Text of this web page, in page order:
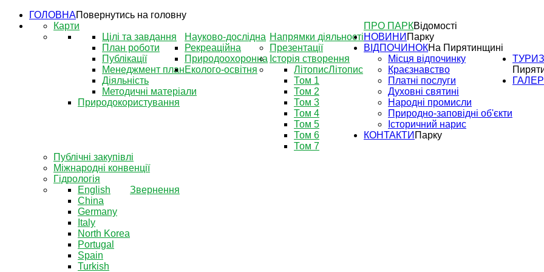
ГОЛОВНАПовернутись на головну
ПРО ПАРКВідомості
Карти
Напрямки діяльності
Науково-дослідна
Цілі та завдання
План роботи
Публікації
Менеджмент план
Рекреаційна
Природоохоронна
Еколого-освітня
Діяльність
Методичні матеріали
Природокористування
Презентації
Історія створення
Літопис
Літопис
Том 1
Том 2
Том 3
Том 4
Том 5
Том 6
Том 7
Публічні закупівлі
Міжнародні конвенції
Гідрологія
Звернення
English
China
Germany
Italy
North Korea
Portugal
Spain
Turkish
НОВИНИ Парку
ВІДПОЧИНОКНа Пирятинщині
Місця відпочинку
Краєзнавство
Платні послуги
Духовні святині
Народні промисли
Природно-заповідні об'єкти
Історичний нарис
КОНТАКТИ Парку